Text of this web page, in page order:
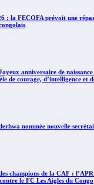
: la FECOFA prévoit une
anniversaire de
de courage, d’intelligence et
nommée nouvelle
champions de la CAF :
le FC Les Aigles du Congo